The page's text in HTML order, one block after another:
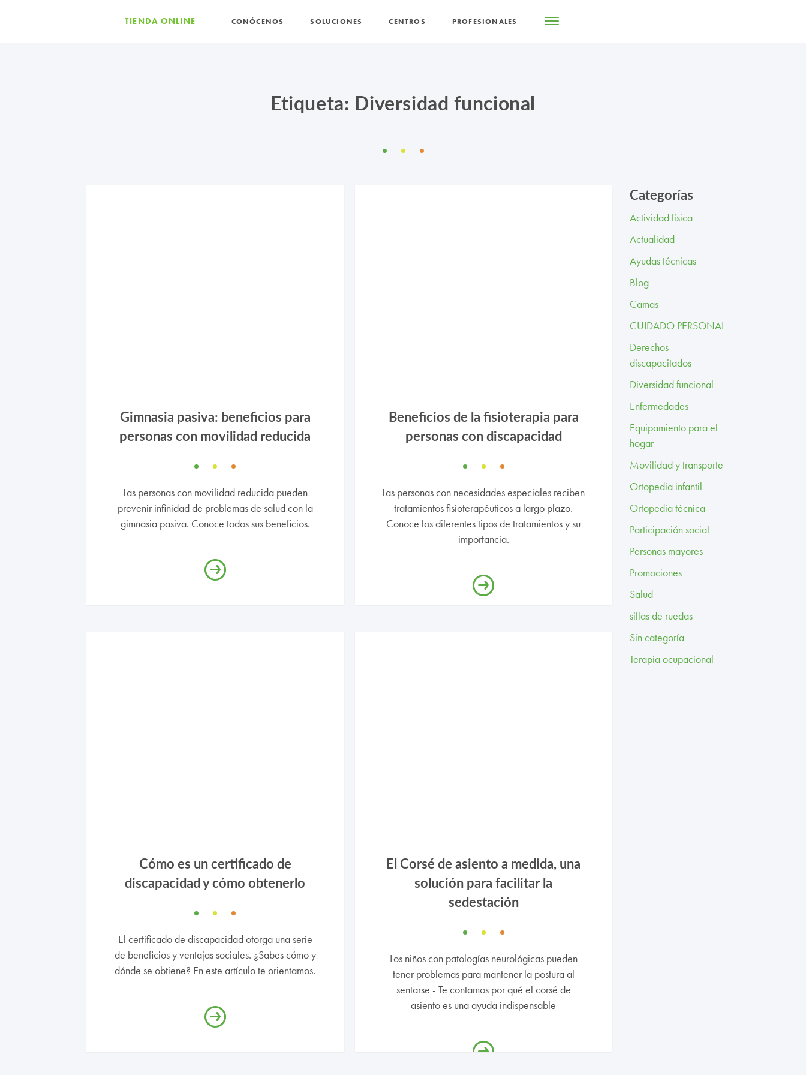
TIENDA ONLINE CONÓCENOS SOLUCIONES CENTROS PROFESIONALES
Etiqueta: Diversidad funcional
Gimnasia pasiva: beneficios para
personas con movilidad reducida
Las personas con movilidad reducida pueden
prevenir infinidad de problemas de salud con la
gimnasia pasiva. Conoce todos sus beneficios.
Beneficios de la fisioterapia para
personas con discapacidad
Las personas con necesidades especiales reciben
tratamientos fisioterapéuticos a largo plazo.
Conoce los diferentes tipos de tratamientos y su
importancia.
Cómo es un certificado de
discapacidad y cómo obtenerlo
El certificado de discapacidad otorga una serie
de beneficios y ventajas sociales. ¿Sabes cómo y
dónde se obtiene? En este artículo te orientamos.
El Corsé de asiento a medida, una
solución para facilitar la
sedestación
Los niños con patologías neurológicas pueden
tener problemas para mantener la postura al
sentarse - Te contamos por qué el corsé de
asiento es una ayuda indispensable
Categorías
Actividad física
Actualidad
Ayudas técnicas
Blog
Camas
CUIDADO PERSONAL
Derechos
discapacitados
Diversidad funcional
Enfermedades
Equipamiento para el
hogar
Movilidad y transporte
Ortopedia infantil
Ortopedia técnica
Participación social
Personas mayores
Promociones
Salud
sillas de ruedas
Sin categoría
Terapia ocupacional